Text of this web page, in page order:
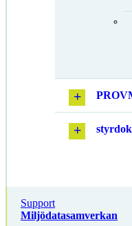
styrdok
Support
Miljödatasamverkan